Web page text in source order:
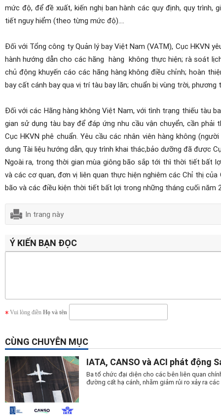
mức độ, để đề xuất, kiến nghị ban hành các quy định, quy
tiết nguy hiểm (theo từng mức độ)….
Đối với Tổng công ty Quản lý bay Việt Nam (VATM), Cục HKVN
hành hướng dẫn cho các hãng hàng không thực hiện; rà soát
chủ động khuyến cáo các hãng hàng không điều chỉnh; hoàn
bay cất cánh bay qua vị trí tàu bay lăn; chuẩn bị vùng trời,
Đối với các Hãng hàng không Việt Nam, với tình trạng thiếu tàu
gian sử dụng tàu bay để đáp ứng nhu cầu vận chuyển, cần
Cục HKVN phê chuẩn. Yêu cầu các nhân viên hàng không
dung Tài liệu hướng dẫn, quy trình khai thác,bảo dưỡng đã được
Ngoài ra, trong thời gian mùa giông bão sắp tới thì thời tiết bất
và các cơ quan, đơn vị liên quan thực hiện nghiêm các Chỉ thị
bão và các điều kiện thời tiết bất lợi trong những tháng cuối năm
In trang này
Ý KIẾN BẠN ĐỌC
Vui lòng điền Họ và tên
CÙNG CHUYÊN MỤC
IATA, CANSO và ACI phát động
Ba tổ chức đại diện cho các bên liên quan
đường cất hạ cánh, nhằm giảm rủi ro xảy ra